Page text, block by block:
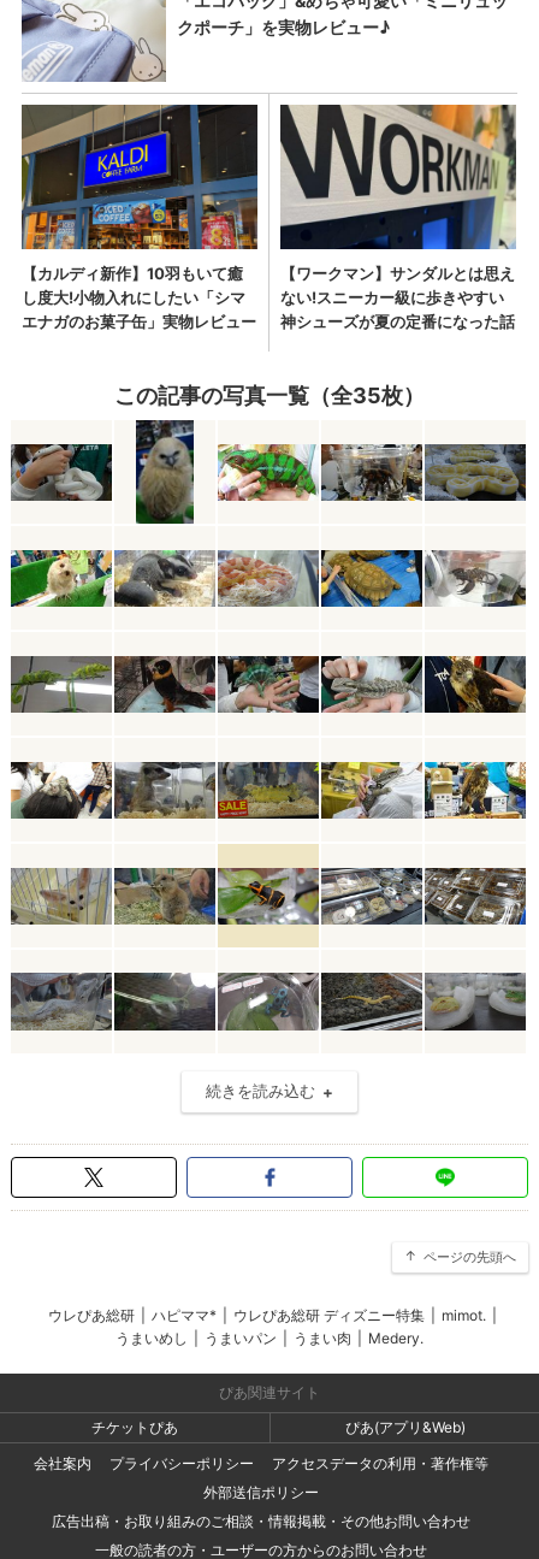
この記事の写真一覧（全35枚）
続きを読み込む
ページの先頭へ
ウレぴあ総研 ハピママ* ウレぴあ総研 ディズニー特集 mimot.
うまいめし
うまいパン うまい肉 Medery.
ぴあ関連サイト
チケットぴあ
ぴあ(アプリ&Web)
会社案内
プライバシーポリシー
アクセスデータの利用・著作権等
外部送信ポリシー
広告出稿・お取り組みのご相談・情報掲載・その他お問い合わせ
一般の読者の方・ユーザーの方からのお問い合わせ